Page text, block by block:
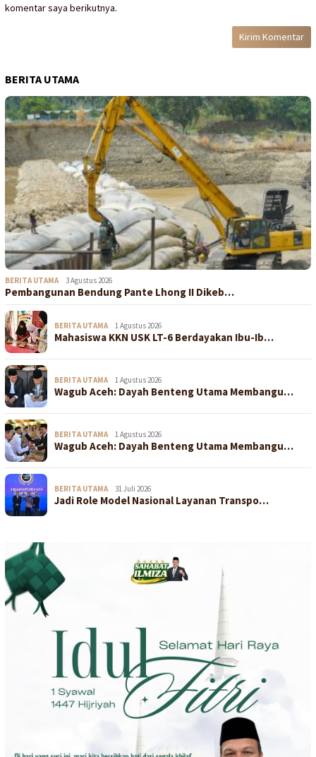
komentar saya berikutnya.
BERITA UTAMA
BERITA UTAMA 3 Agustus 2026
Pembangunan Bendung Pante Lhong II Dikeb…
BERITA UTAMA 1 Agustus 2026
Mahasiswa KKN USK LT-6 Berdayakan Ibu-Ib…
BERITA UTAMA 1 Agustus 2026
Wagub Aceh: Dayah Benteng Utama Membangu…
BERITA UTAMA 1 Agustus 2026
Wagub Aceh: Dayah Benteng Utama Membangu…
BERITA UTAMA 31 Juli 2026
Jadi Role Model Nasional Layanan Transpo…